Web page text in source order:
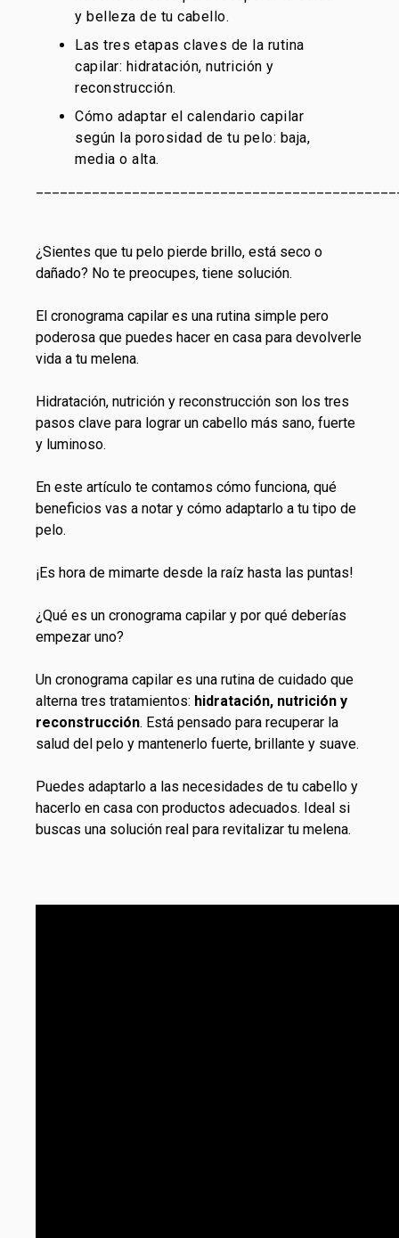
y belleza de tu cabello.
Las tres etapas claves de la rutina
capilar: hidratación, nutrición y
reconstrucción.
Cómo adaptar el calendario capilar
según la porosidad de tu pelo: baja,
media o alta.
¿Sientes que tu pelo pierde brillo, está seco o
dañado? No te preocupes, tiene solución.
El cronograma capilar es una rutina simple pero
poderosa que puedes hacer en casa para devolverle
vida a tu melena.
Hidratación, nutrición y reconstrucción son los tres
pasos clave para lograr un cabello más sano, fuerte
y luminoso.
En este artículo te contamos cómo funciona, qué
beneficios vas a notar y cómo adaptarlo a tu tipo de
pelo.
¡Es hora de mimarte desde la raíz hasta las puntas!
¿Qué es un cronograma capilar y por qué deberías
empezar uno?
Un cronograma capilar es una rutina de cuidado que
alterna tres tratamientos: hidratación, nutrición y
reconstrucción. Está pensado para recuperar la
salud del pelo y mantenerlo fuerte, brillante y suave.
Puedes adaptarlo a las necesidades de tu cabello y
hacerlo en casa con productos adecuados. Ideal si
buscas una solución real para revitalizar tu melena.